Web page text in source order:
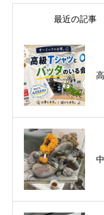
最近の記事